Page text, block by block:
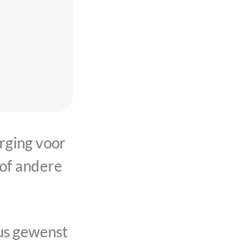
voor
andere
gewenst